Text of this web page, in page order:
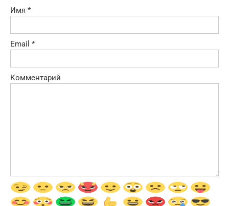
Имя *
Email *
Комментарий